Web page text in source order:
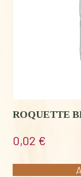
ROQUETTE
0,02 €